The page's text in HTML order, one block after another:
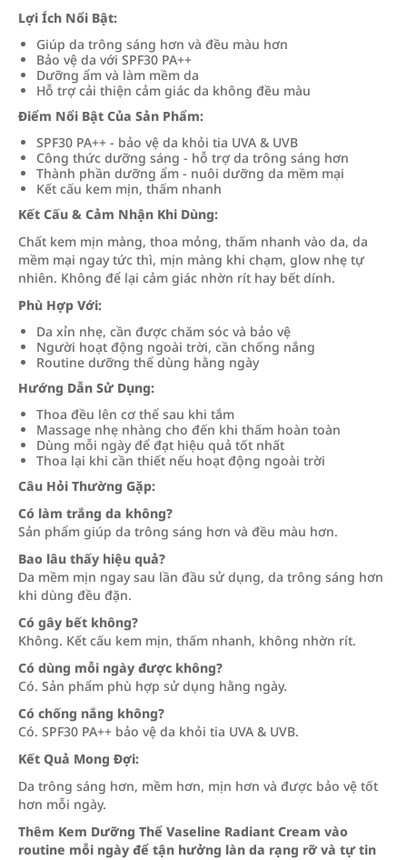
Lợi Ích Nổi Bật:
Giúp da trông sáng hơn và đều màu hơn
Bảo vệ da với SPF30 PA++
Dưỡng ẩm và làm mềm da
Hỗ trợ cải thiện cảm giác da không đều màu
Điểm Nổi Bật Của Sản Phẩm:
SPF30 PA++ - bảo vệ da khỏi tia UVA & UVB
Công thức dưỡng sáng - hỗ trợ da trông sáng hơn
Thành phần dưỡng ẩm - nuôi dưỡng da mềm mại
Kết cấu kem mịn, thấm nhanh
Kết Cấu & Cảm Nhận Khi Dùng:
Chất kem mịn màng, thoa mỏng, thấm nhanh vào da, da
mềm mại ngay tức thì, mịn màng khi chạm, glow nhẹ tự
nhiên. Không để lại cảm giác nhờn rít hay bết dính.
Phù Hợp Với:
Da xỉn nhẹ, cần được chăm sóc và bảo vệ
Người hoạt động ngoài trời, cần chống nắng
Routine dưỡng thể dùng hằng ngày
Hướng Dẫn Sử Dụng:
Thoa đều lên cơ thể sau khi tắm
Massage nhẹ nhàng cho đến khi thấm hoàn toàn
Dùng mỗi ngày để đạt hiệu quả tốt nhất
Thoa lại khi cần thiết nếu hoạt động ngoài trời
Câu Hỏi Thường Gặp:
Có làm trắng da không?
Sản phẩm giúp da trông sáng hơn và đều màu hơn.
Bao lâu thấy hiệu quả?
Da mềm mịn ngay sau lần đầu sử dụng, da trông sáng hơn
khi dùng đều đặn.
Có gây bết không?
Không. Kết cấu kem mịn, thấm nhanh, không nhờn rít.
Có dùng mỗi ngày được không?
Có. Sản phẩm phù hợp sử dụng hằng ngày.
Có chống nắng không?
Có. SPF30 PA++ bảo vệ da khỏi tia UVA & UVB.
Kết Quả Mong Đợi:
Da trông sáng hơn, mềm hơn, mịn hơn và được bảo vệ tốt
hơn mỗi ngày.
Thêm Kem Dưỡng Thể Vaseline Radiant Cream vào
routine mỗi ngày để tận hưởng làn da rạng rỡ và tự tin